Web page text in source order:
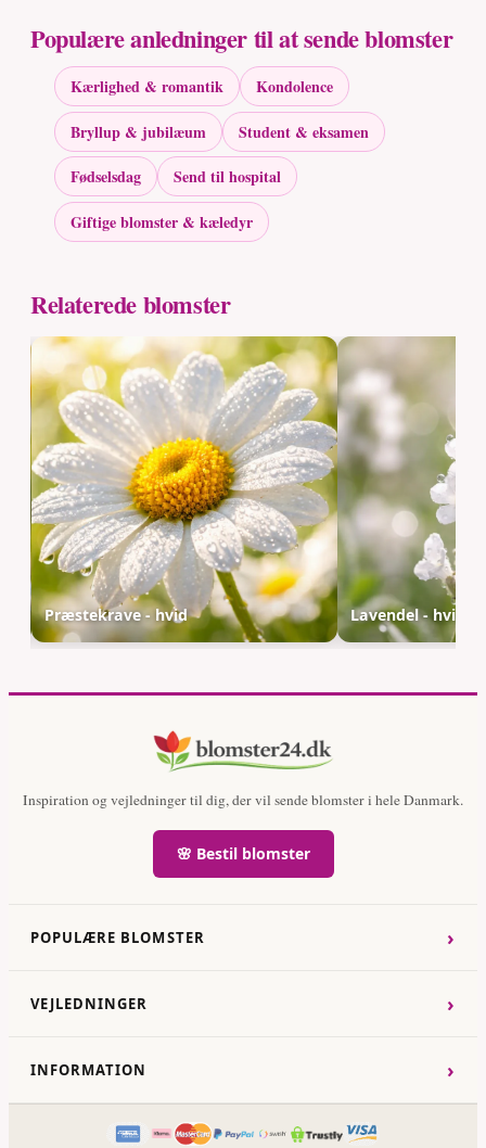
Populære anledninger til at sende blomster
Kærlighed & romantik
Kondolence
Bryllup & jubilæum
Student & eksamen
Fødselsdag
Send til hospital
Giftige blomster & kæledyr
Relaterede blomster
Præstekrave - hvid Lavendel - hvid
Inspiration og vejledninger til dig, der vil sende blomster i hele Danmark.
🌸 Bestil blomster
POPULÆRE BLOMSTER ›
VEJLEDNINGER ›
INFORMATION ›